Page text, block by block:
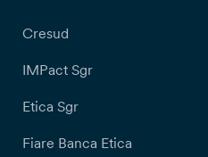
Cresud
IMPact Sgr
Etica Sgr
Fiare Banca Etica